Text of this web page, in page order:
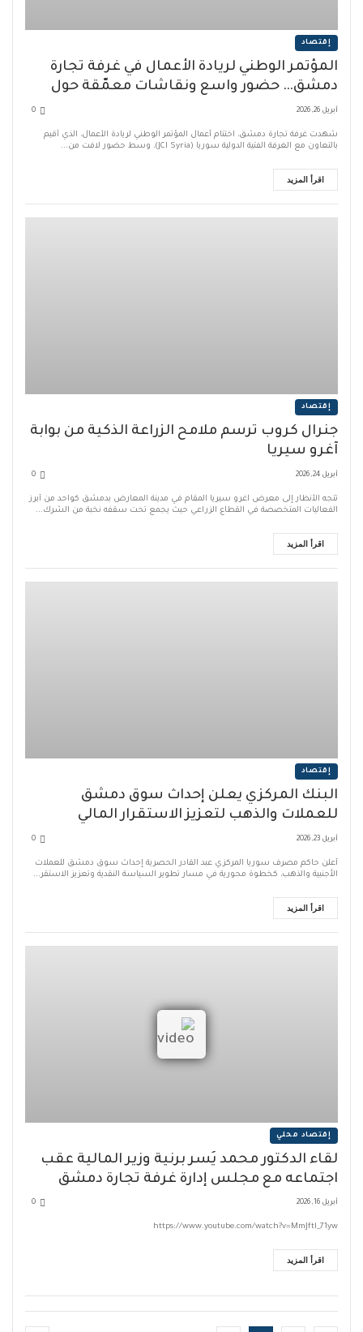
إقتصاد
المؤتمر الوطني لريادة الأعمال في غرفة تجارة
دمشق… حضور واسع ونقاشات معمّقة حول
مستقبل المشاريع الناشئة
أبريل 26, 2026 0
شهدت غرفة تجارة دمشق، اختتام أعمال المؤتمر الوطني لريادة الأعمال، الذي أقيم
بالتعاون مع الغرفة الفتية الدولية سوريا (JCI Syria)، وسط حضور لافت من...
اقرأ المزيد
إقتصاد
جنرال كروب ترسم ملامح الزراعة الذكية من بوابة
آغرو سيريا
أبريل 24, 2026 0
تتجه الأنظار إلى معرض آغرو سيريا المقام في مدينة المعارض بدمشق كواحد من أبرز
الفعاليات المتخصصة في القطاع الزراعي حيث يجمع تحت سقفه نخبة من الشرك...
اقرأ المزيد
إقتصاد
البنك المركزي يعلن إحداث سوق دمشق
للعملات والذهب لتعزيز الاستقرار المالي
أبريل 23, 2026 0
أعلن حاكم مصرف سوريا المركزي عبد القادر الحصرية إحداث سوق دمشق للعملات
الأجنبية والذهب، كخطوة محورية في مسار تطوير السياسة النقدية وتعزيز الاستقر...
اقرأ المزيد
إقتصاد محلي
لقاء الدكتور محمد يُسر برنية وزير المالية عقب
اجتماعه مع مجلس إدارة غرفة تجارة دمشق
أبريل 16, 2026 0
https://www.youtube.com/watch?v=MmJftl_71yw
اقرأ المزيد